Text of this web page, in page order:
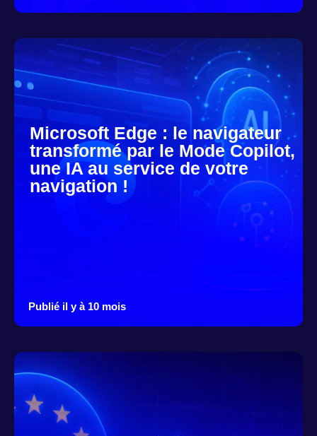
Microsoft Edge : le navigateur
transformé par le Mode Copilot,
une IA au service de votre
navigation !
Publié il y à 10 mois